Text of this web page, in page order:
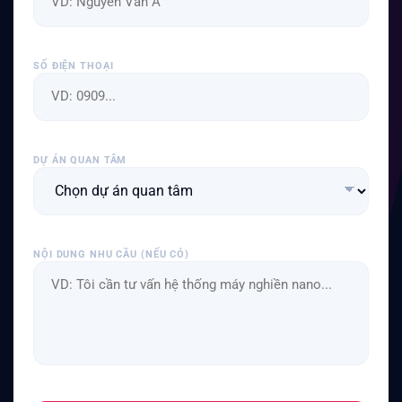
SỐ ĐIỆN THOẠI
DỰ ÁN QUAN TÂM
NỘI DUNG NHU CẦU (NẾU CÓ)